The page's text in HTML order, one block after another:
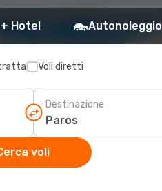
Hotel Autonoleggio
Voli diretti
Destinazione
voli